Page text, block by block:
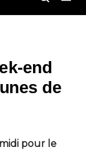
end
de
pour le